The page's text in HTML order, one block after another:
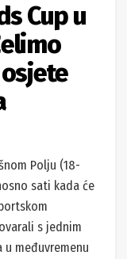
Cup u
Polju (18-
sati kada će
s jednim
u međuvremenu